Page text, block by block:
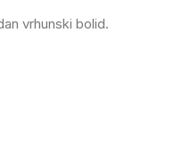
vrhunski bolid.